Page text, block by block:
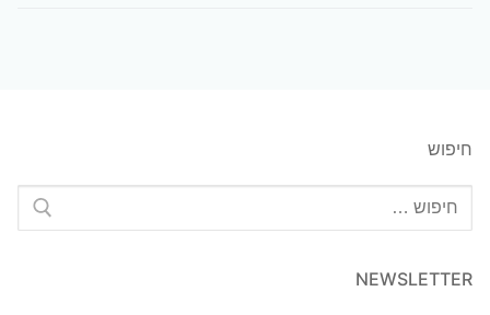
חיפוש
חפש:
NEWSLETTER